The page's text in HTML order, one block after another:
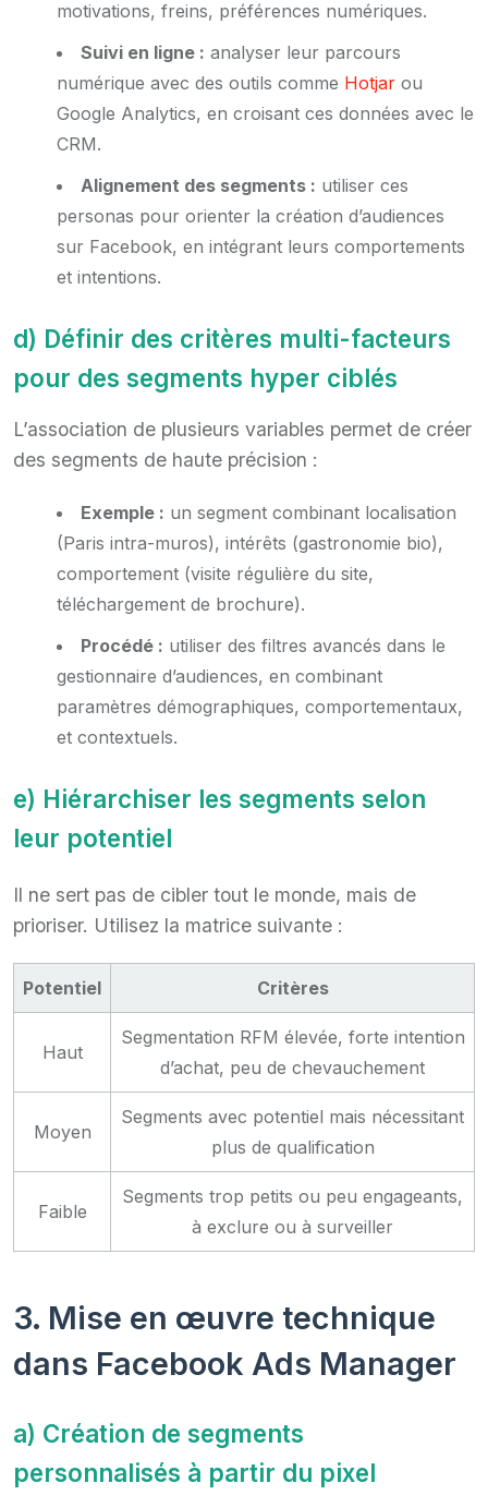
motivations, freins, préférences numériques.
Suivi en ligne : analyser leur parcours
numérique avec des outils comme Hotjar ou
Google Analytics, en croisant ces données avec le
CRM.
Alignement des segments : utiliser ces
personas pour orienter la création d’audiences
sur Facebook, en intégrant leurs comportements
et intentions.
d) Définir des critères multi-facteurs
pour des segments hyper ciblés
L’association de plusieurs variables permet de créer
des segments de haute précision :
Exemple : un segment combinant localisation
(Paris intra-muros), intérêts (gastronomie bio),
comportement (visite régulière du site,
téléchargement de brochure).
Procédé : utiliser des filtres avancés dans le
gestionnaire d’audiences, en combinant
paramètres démographiques, comportementaux,
et contextuels.
e) Hiérarchiser les segments selon
leur potentiel
Il ne sert pas de cibler tout le monde, mais de
prioriser. Utilisez la matrice suivante :
Potentiel Critères
Haut
Segmentation RFM élevée, forte intention
d’achat, peu de chevauchement
Moyen
Segments avec potentiel mais nécessitant
plus de qualification
Faible
Segments trop petits ou peu engageants,
à exclure ou à surveiller
3. Mise en œuvre technique
dans Facebook Ads Manager
a) Création de segments
personnalisés à partir du pixel